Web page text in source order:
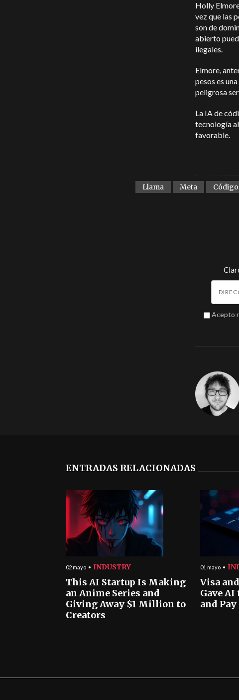
Holly
vez que las
son de
abierto
ilegales.
Elmore,
pesos es
peligrosa
La IA de
tecnología
favorable.
Llama Meta
Acepto
ENTRADAS RELACIONADAS
02 mayo INDUSTRY
This AI Startup Is Making
an Anime Series and
Giving Away $1 Million to
Creators
01 mayo
Visa
Gave AI
and Pay